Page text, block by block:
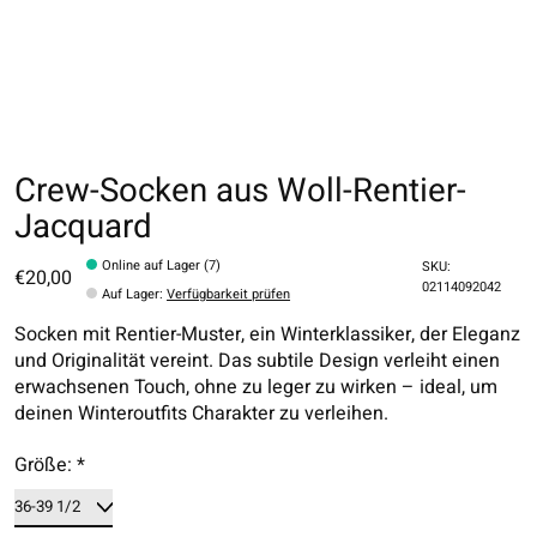
Crew-Socken aus Woll-Rentier-
Jacquard
€20,00
Online auf Lager (7)
Auf Lager:Verfügbarkeit prüfen
SKU:
02114092042
Socken mit Rentier-Muster, ein Winterklassiker, der Eleganz
und Originalität vereint. Das subtile Design verleiht einen
erwachsenen Touch, ohne zu leger zu wirken – ideal, um
deinen Winteroutfits Charakter zu verleihen.
Größe: *